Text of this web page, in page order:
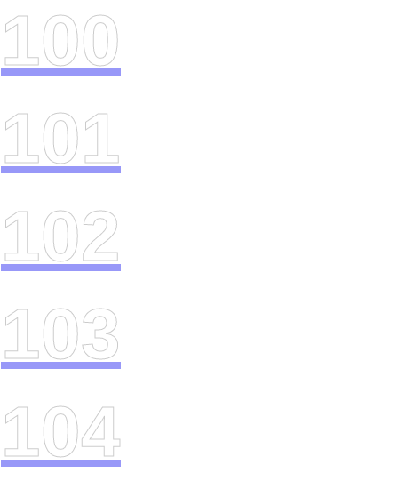
100
101
102
103
104